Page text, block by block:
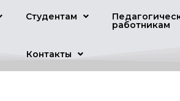
Студентам
работникам
Контакты